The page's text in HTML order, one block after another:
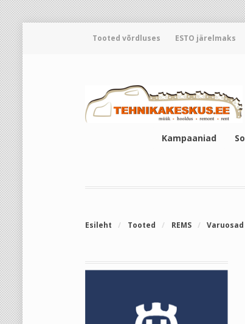
Tooted võrdluses ESTO järelmaks
Kampaaniad
Esileht / Tooted / REMS / Varuosad